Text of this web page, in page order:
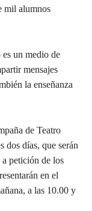
mil alumnos
un medio de
mensajes
la enseñanza
de Teatro
dos días, que serán
petición de los
en el
a las 10.00 y